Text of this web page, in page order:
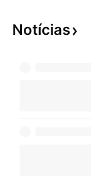
Notícias